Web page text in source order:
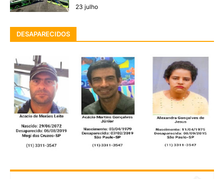
23 julho
DESAPARECIDOS